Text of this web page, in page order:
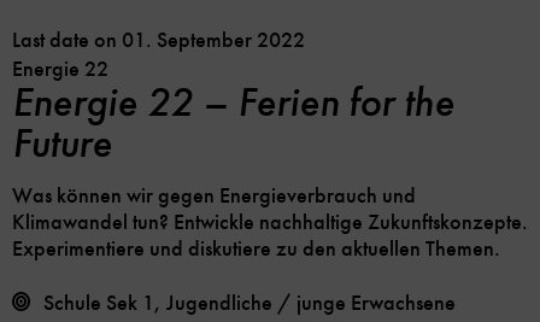
Last date on 01. September 2022
Energie 22
Energie 22 – Ferien for the
Future
Was können wir gegen Energieverbrauch und
Klimawandel tun? Entwickle nachhaltige Zukunftskonzepte.
Experimentiere und diskutiere zu den aktuellen Themen.
Schule Sek 1, Jugendliche / junge Erwachsene